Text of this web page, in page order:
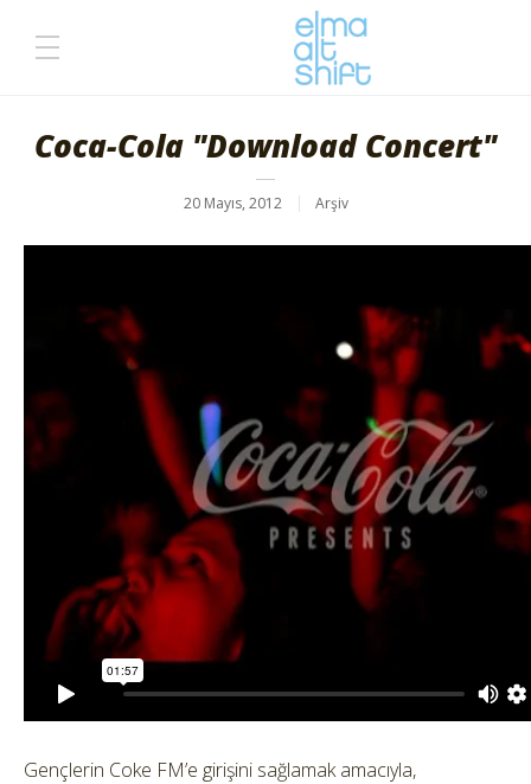
Coca-Cola "Download Concert"
20 Mayıs, 2012 Arşiv
Gençlerin Coke FM’e girişini sağlamak amacıyla,